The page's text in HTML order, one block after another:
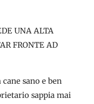
UNA ALTA
FRONTE AD
sano e ben
sappia mai